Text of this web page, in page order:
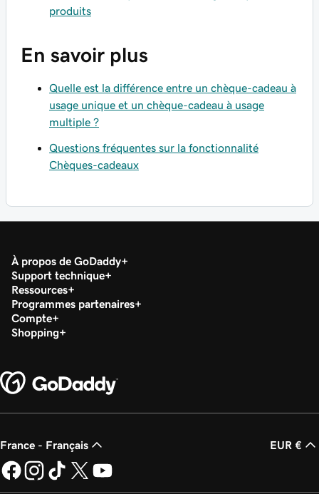
produits
En savoir plus
Quelle est la différence entre un chèque-cadeau à
usage unique et un chèque-cadeau à usage
multiple ?
Questions fréquentes sur la fonctionnalité
Chèques-cadeaux
À propos de GoDaddy
Support technique
Ressources
Programmes partenaires
Compte
Shopping
France - Français EUR €